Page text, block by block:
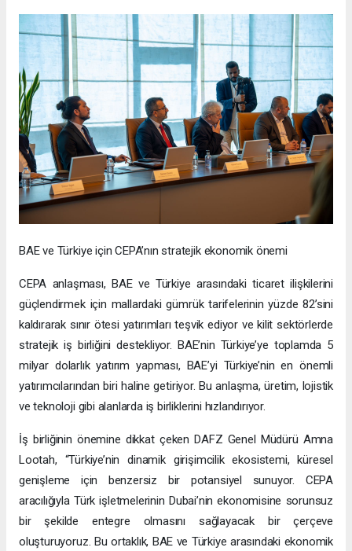
BAE ve Türkiye için CEPA’nın stratejik ekonomik önemi
CEPA anlaşması, BAE ve Türkiye arasındaki ticaret ilişkilerini
güçlendirmek için mallardaki gümrük tarifelerinin yüzde 82’sini
kaldırarak sınır ötesi yatırımları teşvik ediyor ve kilit sektörlerde
stratejik iş birliğini destekliyor. BAE’nin Türkiye’ye toplamda 5
milyar dolarlık yatırım yapması, BAE’yi Türkiye’nin en önemli
yatırımcılarından biri haline getiriyor. Bu anlaşma, üretim, lojistik
ve teknoloji gibi alanlarda iş birliklerini hızlandırıyor.
İş birliğinin önemine dikkat çeken DAFZ Genel Müdürü Amna
Lootah, “Türkiye’nin dinamik girişimcilik ekosistemi, küresel
genişleme için benzersiz bir potansiyel sunuyor. CEPA
aracılığıyla Türk işletmelerinin Dubai’nin ekonomisine sorunsuz
bir şekilde entegre olmasını sağlayacak bir çerçeve
oluşturuyoruz. Bu ortaklık, BAE ve Türkiye arasındaki ekonomik